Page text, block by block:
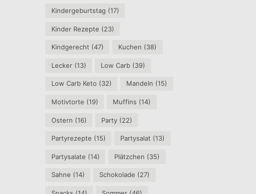
Kindergeburtstag (17)
Kinder Rezepte (23)
Kindgerecht (47) Kuchen (38)
Lecker(13) Low Carb (39)
Low Carb Keto (32) Mandeln (15)
Motivtorte (19) Muffins (14)
Ostern (16) Party (22)
Partyrezepte (15) Partysalat (13)
Partysalate (14) Plätzchen (35)
Sahne (14) Schokolade (27)